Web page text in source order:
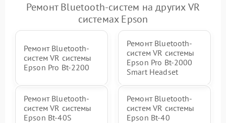
Ремонт Bluetooth-систем на других VR
системах Epson
Ремонт Bluetooth-
систем VR системы
Epson Pro Bt-2200
Ремонт Bluetooth-
систем VR системы
Epson Pro Bt-2000
Smart Headset
Ремонт Bluetooth-
систем VR системы
Epson Bt-40S
Ремонт Bluetooth-
систем VR системы
Epson Bt-40